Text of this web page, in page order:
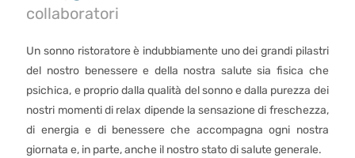
collaboratori
Un sonno ristoratore è indubbiamente uno dei grandi pilastri
del nostro benessere e della nostra salute sia fisica che
psichica, e proprio dalla qualità del sonno e dalla purezza dei
nostri momenti di relax dipende la sensazione di freschezza,
di energia e di benessere che accompagna ogni nostra
giornata e, in parte, anche il nostro stato di salute generale.